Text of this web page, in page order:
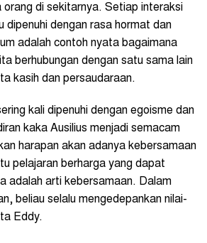
orang di sekitarnya. Setiap interaksi
dipenuhi dengan rasa hormat dan
adalah contoh nyata bagaimana
berhubungan dengan satu sama lain
kasih dan persaudaraan.
kali dipenuhi dengan egoisme dan
kaka Ausilius menjadi semacam
harapan akan adanya kebersamaan
pelajaran berharga yang dapat
adalah arti kebersamaan. Dalam
beliau selalu mengedepankan nilai-
Eddy.